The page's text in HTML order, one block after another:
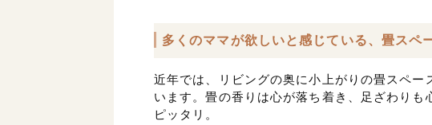
多くのママが欲しいと感じている、畳スペ
近年では、リビングの奥に小上がりの畳スペ
います。畳の香りは心が落ち着き、足ざわり
ピッタリ。